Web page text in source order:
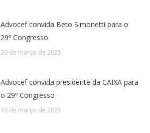
Advocef convida Beto Simonetti para o
29º Congresso
20 de março de 2025
Advocef convida presidente da CAIXA para
o 29º Congresso
19 de março de 2025